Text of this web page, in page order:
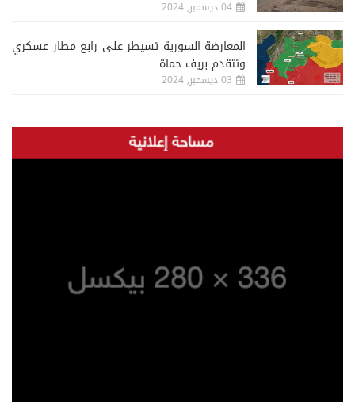
04 ديسمبر, 2024
المعارضة السورية تسيطر على رابع مطار عسكري
وتتقدم بريف حماة
03 ديسمبر, 2024